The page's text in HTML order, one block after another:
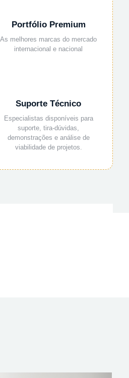
Portfólio Premium
As melhores marcas do mercado
internacional e nacional
Suporte Técnico
Especialistas disponíveis para
suporte, tira-dúvidas,
demonstrações e análise de
viabilidade de projetos.